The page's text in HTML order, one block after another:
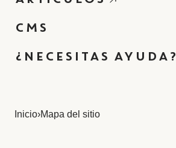
CMS
¿NECESITAS AYUDA?
Inicio›Mapa del sitio